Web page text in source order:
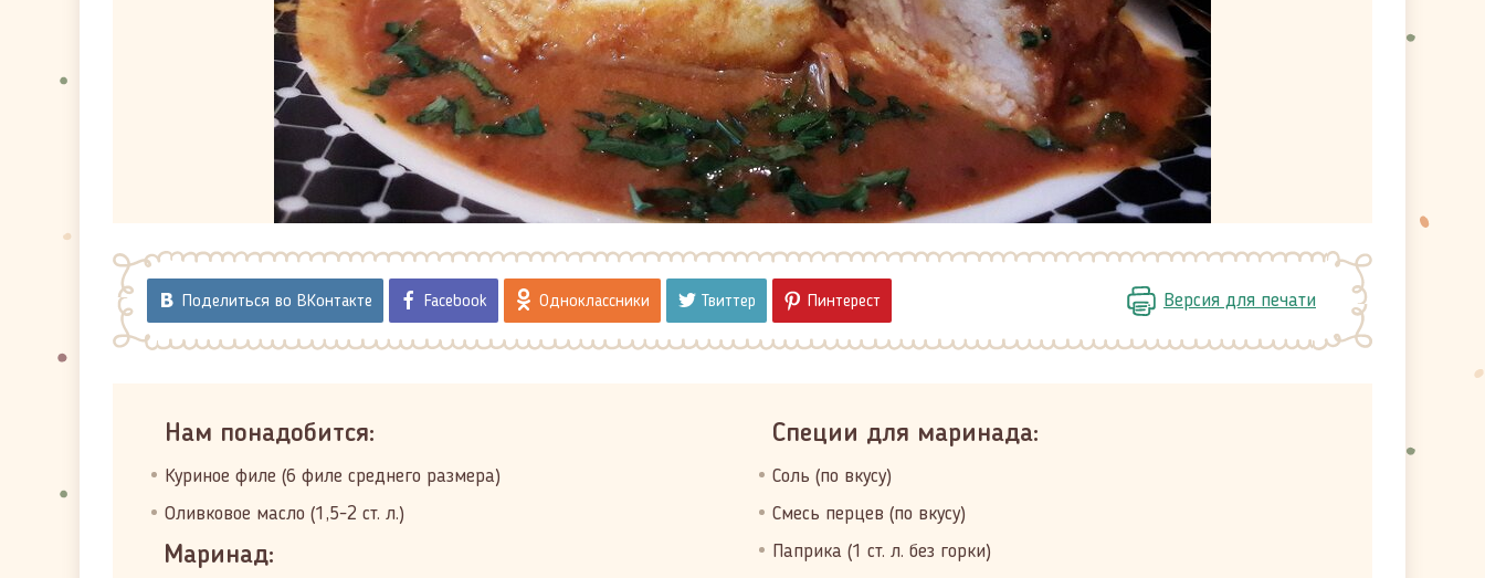
Поделиться во ВКонтакте Facebook Одноклассники Твиттер Пинтерест Версия для печати
Нам понадобится:
Куриное филе (6 филе среднего размера)
Оливковое масло (1,5-2 ст. л.)
Маринад:
Специи для маринада:
Соль (по вкусу)
Смесь перцев (по вкусу)
Паприка (1 ст. л. без горки)